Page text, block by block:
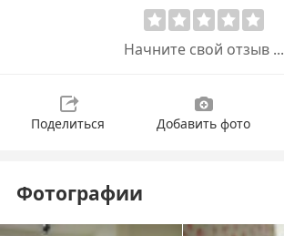
Начните свой отзыв ...
Поделиться Добавить фото
Фотографии